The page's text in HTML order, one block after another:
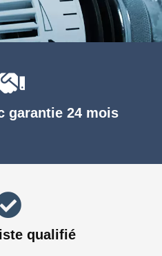
garantie 24 mois
qualifié